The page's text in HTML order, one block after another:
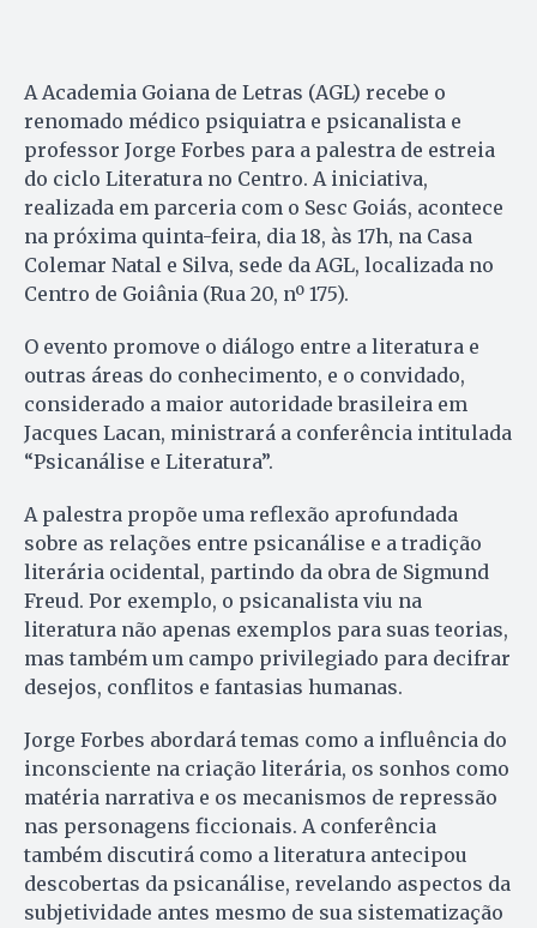
A Academia Goiana de Letras (AGL) recebe o
renomado médico psiquiatra e psicanalista e
professor Jorge Forbes para a palestra de estreia
do ciclo Literatura no Centro. A iniciativa,
realizada em parceria com o Sesc Goiás, acontece
na próxima quinta-feira, dia 18, às 17h, na Casa
Colemar Natal e Silva, sede da AGL, localizada no
Centro de Goiânia (Rua 20, nº 175).
O evento promove o diálogo entre a literatura e
outras áreas do conhecimento, e o convidado,
considerado a maior autoridade brasileira em
Jacques Lacan, ministrará a conferência intitulada
“Psicanálise e Literatura”.
A palestra propõe uma reflexão aprofundada
sobre as relações entre psicanálise e a tradição
literária ocidental, partindo da obra de Sigmund
Freud. Por exemplo, o psicanalista viu na
literatura não apenas exemplos para suas teorias,
mas também um campo privilegiado para decifrar
desejos, conflitos e fantasias humanas.
Jorge Forbes abordará temas como a influência do
inconsciente na criação literária, os sonhos como
matéria narrativa e os mecanismos de repressão
nas personagens ficcionais. A conferência
também discutirá como a literatura antecipou
descobertas da psicanálise, revelando aspectos da
subjetividade antes mesmo de sua sistematização